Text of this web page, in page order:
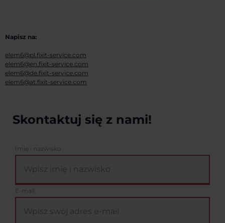
Napisz na:
elem6@pl.fixit-service.com
elem6@en.fixit-service.com
elem6@de.fixit-service.com
elem6@at.fixit-service.com
Skontaktuj się z nami!
Imię i nazwisko
E-mail